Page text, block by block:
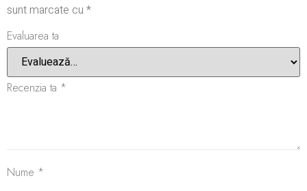
sunt marcate cu *
Evaluarea ta
Recenzia ta *
Nume *